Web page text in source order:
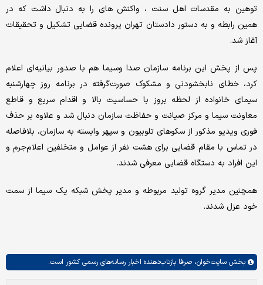
توهین به مقدسات اهل سنت ، واکنش های را به دنبال داشت که در
همین رابطه و به دستور دادستان تهران پرونده قضایی تشکیل و تحقیقات
آغاز شد.
پس از پخش این برنامه سازمان صدا وسیما هم با صدور بیانیه‌ای اعلام
کرد، خطای نابخشودنی و مشکوک صورت‌گرفته در برنامه روز چهارشنبه
سیمای خانواده از لحظه بروز با حساسیت بالا و اقدام سریع و قاطع
معاونت سیما و مرکز صیانت و حفاظت سازمان دنبال شد و علاوه بر حذف
فوری ویدیو مذکور از سکوهای تلوبیون و سپهر وابسته به سازمان، بلافاصله
در تماس با مقام قضایی برای هشت نفر از عوامل و متخلفین اعلام‌جرم و
این افراد به دستگاه قضایی معرفی شدند.
همچنین مدیر گروه تولید مربوطه و مدیر پخش شبکه یک سیما از سمت
خود عزل شدند.
بخش سایت‌خوان، صرفا بازتاب‌دهنده اخبار رسانه‌های رسمی کشور است.